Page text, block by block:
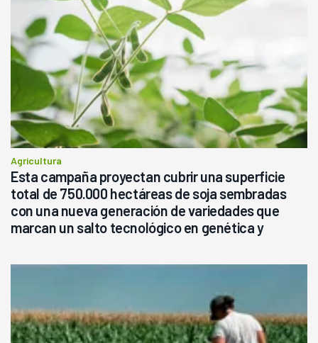
Agricultura
Esta campaña proyectan cubrir una superficie
total de 750.000 hectáreas de soja sembradas
con una nueva generación de variedades que
marcan un salto tecnológico en genética y